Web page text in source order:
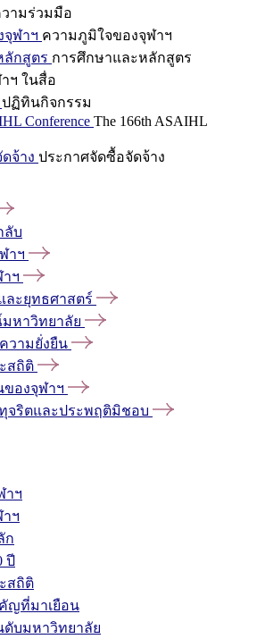
ามร่วมมือ
จุฬาฯ ความภูมิใจของจุฬาฯ
ลักสูตร การศึกษาและหลักสูตร
ฯ ในสื่อ
ปฏิทินกิจกรรม
Conference The 166th ASAIHL
จ้าง ประกาศจัดซื้อจัดจ้าง
ลับ
าฯ
ฯ
ละยุทธศาสตร์
หาวิทยาลัย
วามยั่งยืน
สถิติ
องจุฬาฯ
ทุจริตและประพฤติมิชอบ
าฯ
ฯ
ก
ปี
สถิติ
ญที่มาเยือน
ดับมหาวิทยาลัย